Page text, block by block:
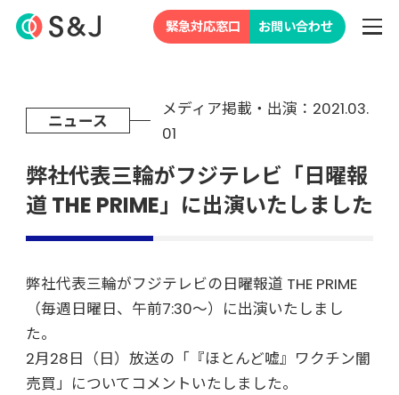
緊急対応窓口 お問い合わせ
ニュース
メディア掲載・出演：2021.03.
01
弊社代表三輪がフジテレビ「日曜報
道 THE PRIME」に出演いたしました
弊社代表三輪がフジテレビの日曜報道 THE PRIME
（毎週日曜日、午前7:30～）に出演いたしまし
た。
2月28日（日）放送の「『ほとんど嘘』ワクチン闇
売買」についてコメントいたしました。